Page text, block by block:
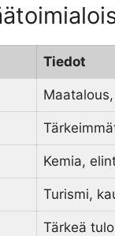
Tiedot
Kemia,
Turismi,
Tärkeä